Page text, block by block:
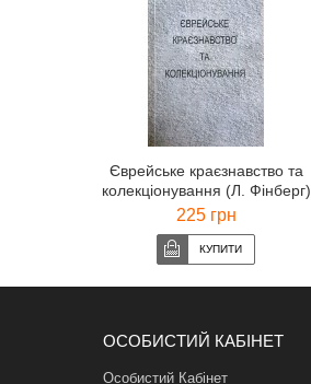
Єврейське краєзнавство та
колекціонування (Л. Фінберг)
225 грн
ОСОБИСТИЙ КАБІНЕТ
Особистий Кабінет